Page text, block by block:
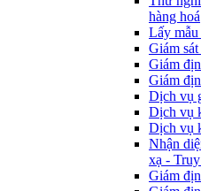
hàng hoá
Lấy mẫu
Giám
Giám
Giám
Dịch vụ
Dịch vụ
Dịch vụ
Nhận
xạ -
Giám